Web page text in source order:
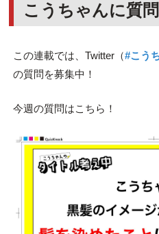
こうちゃんに質問
この連載では、Twitter（#こう
の質問を募集中！
今週の質問はこちら！